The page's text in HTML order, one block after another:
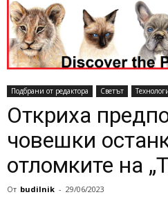
Подбрани от редактора Светът
Откриха
човешки
отломките на
От budilnik - 29/06/2023